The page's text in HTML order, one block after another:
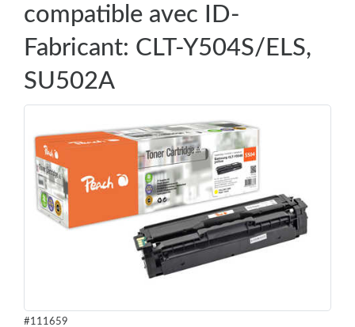
compatible avec ID-
Fabricant: CLT-Y504S/ELS,
SU502A
#111659